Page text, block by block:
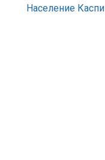
Население Каспи